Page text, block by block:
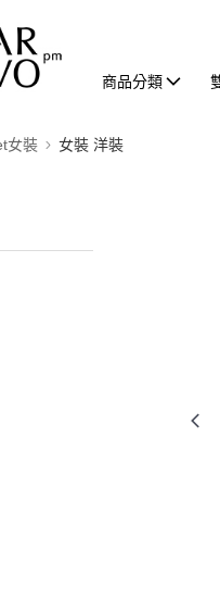
商品分類
女裝 女裝 洋裝